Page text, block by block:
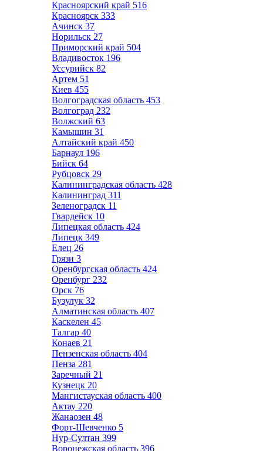
Красноярский край 516
Красноярск 333
Ачинск 37
Норильск 27
Приморский край 504
Владивосток 196
Уссурийск 82
Артем 51
Киев 455
Волгоградская область 453
Волгоград 232
Волжский 63
Камышин 31
Алтайский край 450
Барнаул 196
Бийск 64
Рубцовск 29
Калининградская область 428
Калининград 311
Зеленоградск 11
Гвардейск 10
Липецкая область 424
Липецк 349
Елец 26
Грязи 3
Оренбургская область 424
Оренбург 232
Орск 76
Бузулук 32
Алматинская область 407
Каскелен 45
Талгар 40
Конаев 21
Пензенская область 404
Пенза 281
Заречный 21
Кузнецк 20
Мангистауская область 400
Актау 220
Жанаозен 48
Форт-Шевченко 5
Нур-Султан 399
Воронежская область 396